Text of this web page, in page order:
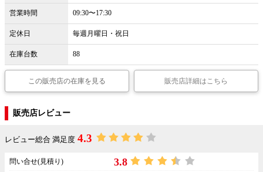
営業時間 09:30〜17:30
定休日 毎週月曜日・祝日
在庫台数 88
この販売店の在庫を見る 販売店詳細はこちら
販売店レビュー
レビュー総合 満足度 4.3
問い合せ(見積り) 3.8